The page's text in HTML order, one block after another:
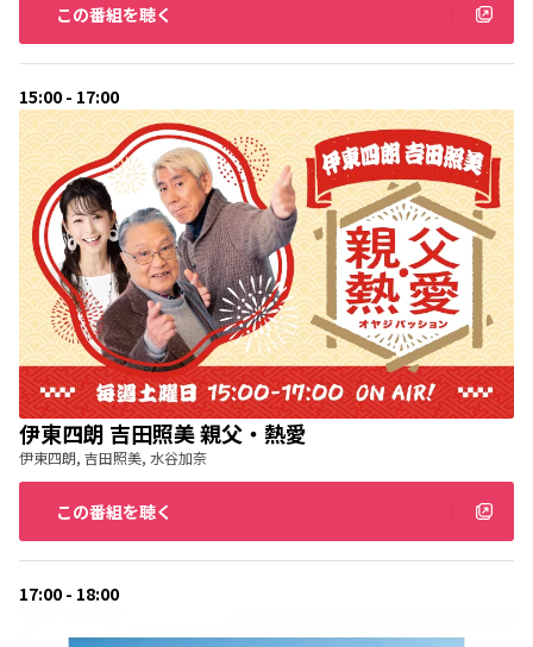
この番組を聴く
15:00 - 17:00
伊東四朗 吉田照美 親父・熱愛
伊東四朗, 吉田照美, 水谷加奈
この番組を聴く
17:00 - 18:00